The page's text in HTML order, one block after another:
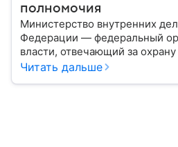
полномочия
Министерство внутренних
Федерации — федеральный
власти, отвечающий за
порядка, борьбу с
России, какие задачи
Читать дальше